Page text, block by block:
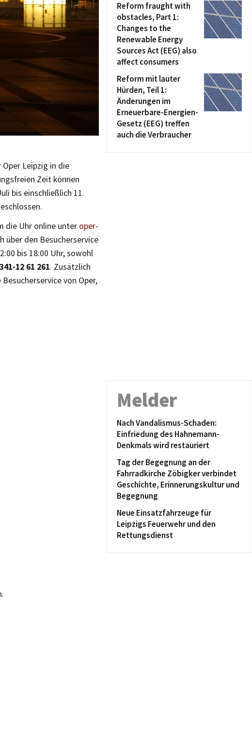
Leipzig in die
Zeit können
bis einschließlich 11.
die Uhr online unter oper-
über den Besucherservice
bis 18:00 Uhr, sowohl
12 61 261. Zusätzlich
von Oper,
Reform fraught with
obstacles, Part 1:
Changes to the
Renewable Energy
Sources Act (EEG) also
affect consumers
Reform mit lauter
Hürden, Teil 1:
Änderungen im
Erneuerbare-Energien-
Gesetz (EEG) treffen
auch die Verbraucher
Melder
Nach Vandalismus-Schaden:
Einfriedung des Hahnemann-
Denkmals wird restauriert
Tag der Begegnung an der
Fahrradkirche Zöbigker verbindet
Geschichte, Erinnerungskultur und
Begegnung
Neue Einsatzfahrzeuge für
Leipzigs Feuerwehr und den
Rettungsdienst